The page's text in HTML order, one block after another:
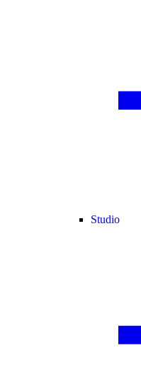
Studio